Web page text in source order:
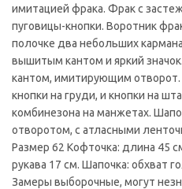
имитацией фрака. Фрак с
пуговицы-кнопки. Воротник
полочке два небольших
вышитым кантом и яркий
кантом, имитирующим отворот.
кнопки на груди, и кнопки на
комбинезона на манжетах.
отворотом, с атласными
Размер 62 Кофточка: длина 45
рукава 17 см. Шапочка: обхват
Замеры выборочные, могут